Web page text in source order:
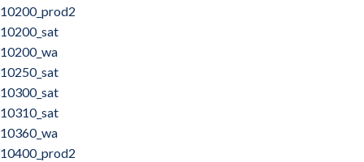
10200_prod2
10200_sat
10200_wa
10250_sat
10300_sat
10310_sat
10360_wa
10400_prod2